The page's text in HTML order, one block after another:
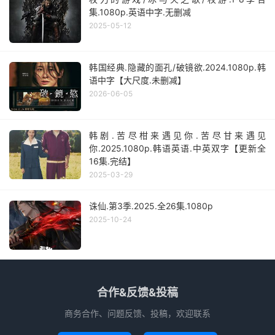
集.1080p.英语中字.无删减
2025-05-12
韩国经典.隐藏的面孔/破镜欲.2024.1080p.韩
语中字【大尺度.未删减】
2026-06-05
韩剧.苦尽柑来遇见你.苦尽甘来遇见
你.2025.1080p.韩语英语.中英双字【更新全
16集.完结】
2025-03-29
诛仙.第3季.2025.全26集.1080p
2025-10-24
合作&反馈&投稿
商务合作、问题反馈、投稿，欢迎联系